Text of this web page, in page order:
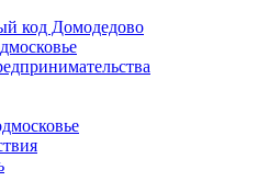
код Домодедово